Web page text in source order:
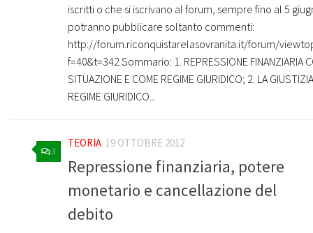
iscritti o che si iscrivano al forum, sempre fino al 5
potranno pubblicare soltanto commenti:
http://forum.riconquistarelasovranita.it/forum/
f=40&t=342 Sommario: 1. REPRESSIONE FINANZIARIA
SITUAZIONE E COME REGIME GIURIDICO; 2. LA
REGIME GIURIDICO...
3
TEORIA 19 OTTOBRE 2012
Repressione finanziaria, potere
monetario e cancellazione del
debito